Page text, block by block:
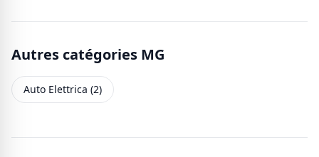
Autres catégories MG
Auto Elettrica (2)